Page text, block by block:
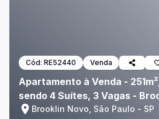
Cód: RE52440 Venda
Apartamento à Venda -
sendo 4 Suítes, 3 Vagas -
Brooklin Novo, São Paulo - SP